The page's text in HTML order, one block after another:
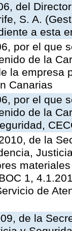
del
S. A.
a esta
por el que
de la
la empresa
Canarias
por el que
de la
de la
1,
de
de la